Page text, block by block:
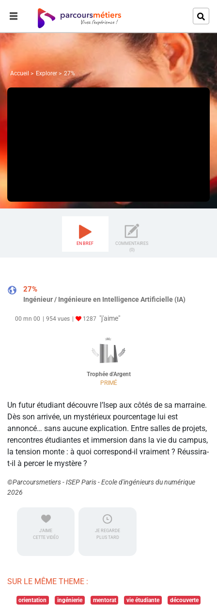
Accueil Explorer 27%
EN BREF
COMMENTAIRES
(0)
27%
Ingénieur / Ingénieure en Intelligence Artificielle (IA)
00 mn 00 954 vues 1287 "j'aime"
Trophée d'Argent
PRIMÉ
Un futur étudiant découvre l’Isep aux côtés de sa marraine.
Dès son arrivée, un mystérieux pourcentage lui est
annoncé… sans aucune explication. Entre salles de projets,
rencontres étudiantes et immersion dans la vie du campus,
la tension monte : à quoi correspond-il vraiment ? Réussira-
t-il à percer le mystère ?
©Parcoursmetiers - ISEP Paris - Ecole d'ingénieurs du numérique
2026
J'AIME
CETTE VIDÉO
JE REGARDE
PLUS TARD
SUR LE MÊME THEME :
orientation ingénierie mentorat vie étudiante découverte